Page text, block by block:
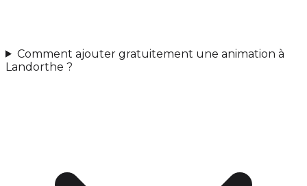
Comment ajouter gratuitement une animation à
Landorthe ?